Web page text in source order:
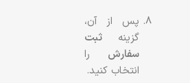
پس از آن،
گزینهثبت
سفارش را
انتخاب کنید.